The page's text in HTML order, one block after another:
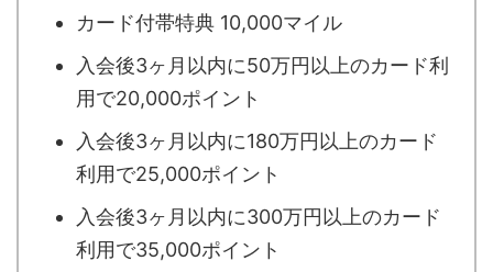
カード付帯特典 10,000マイル
入会後3ヶ月以内に50万円以上のカード利
用で20,000ポイント
入会後3ヶ月以内に180万円以上のカード
利用で25,000ポイント
入会後3ヶ月以内に300万円以上のカード
利用で35,000ポイント